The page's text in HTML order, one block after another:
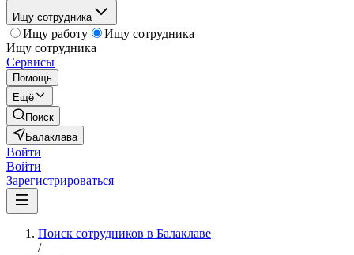
Ищу сотрудника
Ищу работу
Ищу сотрудника
Ищу сотрудника
Сервисы
Помощь
Ещё
Поиск
Балаклава
Войти
Войти
Зарегистрироваться
Поиск сотрудников в Балаклаве
/